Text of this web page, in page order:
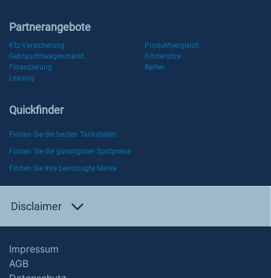
Partnerangebote
Kfz-Versicherung
Produktvergleich
Gebrauchtwagenmarkt
Kindersitze
Finanzierung
Reifen
Leasing
Quickfinder
Finden Sie die besten Tankstellen
Finden Sie die günstigsten Spritpreise
Finden Sie Ihre bevorzugte Marke
Disclaimer
Impressum
AGB